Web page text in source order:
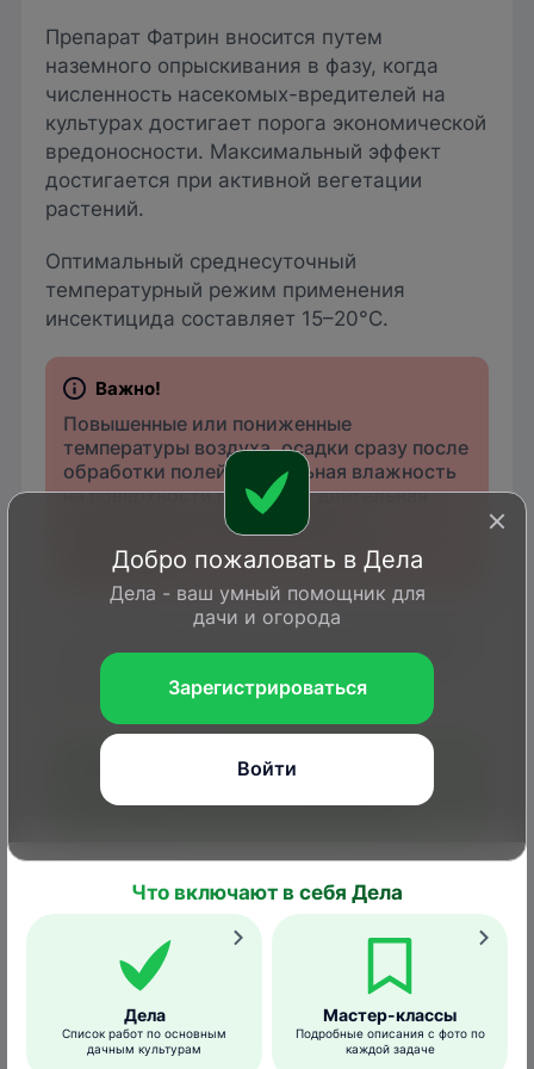
Препарат Фатрин вносится путем
наземного опрыскивания в фазу, когда
численность насекомых-вредителей на
культурах достигает порога экономической
вредоносности. Максимальный эффект
достигается при активной вегетации
растений.
Оптимальный среднесуточный
температурный режим применения
инсектицида составляет 15–20°С.
Повышенные или пониженные
температуры воздуха, осадки сразу после
обработки полей и капельная влажность
на поверхности растений, длительная
засуха существенно снижают
эффективность системного действия
препарата.
Если Фатрин вносится утром или вечером –
повышает его способность бороться с
вредителями.
При опрыскивании растений важно,
Сроки выхода для ручных
(механизированных работ)
– 4(3).
применения
препарата
обрабатываемый
объект
Вредный
объект
Добро пожаловать в Дела
Дела - ваш умный помощник для
дачи и огорода
Зарегистрироваться
Войти
Что включают в себя Дела
Дела
Список работ по основным
дачным культурам
Мастер-классы
Подробные описания с фото по
каждой задаче